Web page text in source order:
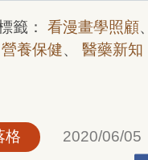
籤： 看漫畫學照顧
營養保健、 醫藥新知
格 2020/06/05